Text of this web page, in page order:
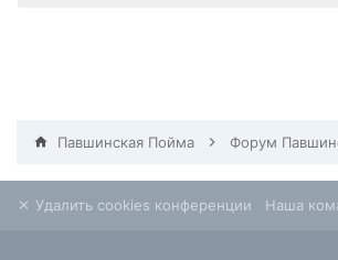
Павшинская Пойма Форум
Удалить cookies конференции Наша